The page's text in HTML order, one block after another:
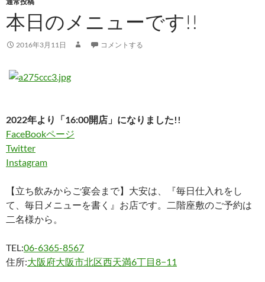
へ
キ
プ
本日のメニューです!!
2016年3月11日 コメントする
2022年より「16:00開店」になりました!!
FaceBookページ
Twitter
Instagram
【立ち飲みからご宴会まで】大安は、『毎日仕入れをし
て、毎日メニューを書く』お店です。二階座敷のご予約は
二名様から。
TEL:06-6365-8567
住所:大阪府大阪市北区西天満6丁目8−11